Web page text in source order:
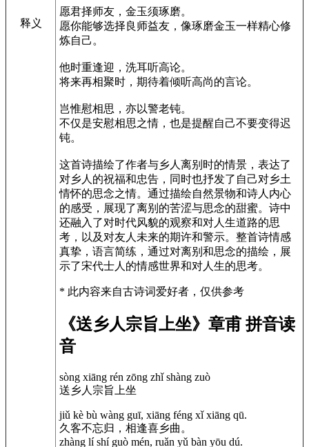
释义
愿君择师友，金玉须琢磨。
愿你能够选择良师益友，像琢磨金玉一样精心修
炼自己。
他时重逢迎，洗耳听高论。
将来再相聚时，期待着倾听高尚的言论。
岂惟慰相思，亦以警老钝。
不仅是安慰相思之情，也是提醒自己不要变得迟
钝。
这首诗描绘了作者与乡人离别时的情景，表达了
对乡人的祝福和忠告，同时也抒发了自己对乡土
情怀的思念之情。通过描绘自然景物和诗人内心
的感受，展现了离别的苦涩与思念的甜蜜。诗中
还融入了对时代风貌的观察和对人生道路的思
考，以及对友人未来的期许和警示。整首诗情感
真挚，语言简练，通过对离别和思念的描绘，展
示了宋代士人的情感世界和对人生的思考。
* 此内容来自古诗词爱好者，仅供参考
《送乡人宗旨上坐》章甫 拼音读
音
sòng xiāng rén zōng zhǐ shàng zuò
送乡人宗旨上坐
jiǔ kè bù wàng guī, xiāng féng xǐ xiāng qū.
久客不忘归，相逢喜乡曲。
zhàng lí shí guò mén, ruǎn yǔ bàn yōu dú.